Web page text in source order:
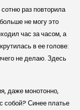
раз повторила
не могу это
час за часом, а
в ее голове:
не делаю. Здесь
даже монотонно,
собой? Синее платье